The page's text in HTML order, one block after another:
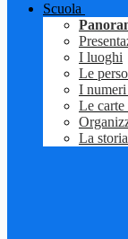
Scuola
I luoghi
Le
I numeri
Le carte
La storia